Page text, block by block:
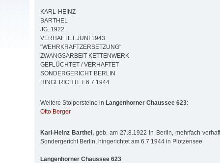
KARL-HEINZ
BARTHEL
JG. 1922
VERHAFTET JUNI 1943
"WEHRKRAFTZERSETZUNG"
ZWANGSARBEIT KETTENWERK
GEFLÜCHTET / VERHAFTET
SONDERGERICHT BERLIN
HINGERICHTET 6.7.1944
Weitere Stolpersteine in Langenhorner Chaussee 623:
Otto Berger
Karl-Heinz Barthel, geb. am 27.8.1922 in Berlin, mehrfach
Sondergericht Berlin, hingerichtet am 6.7.1944 in Plötzensee
Langenhorner Chaussee 623